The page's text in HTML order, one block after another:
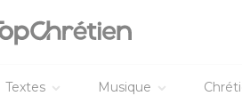
Textes Musique
Esprit a prononcée par la
ce ministère.